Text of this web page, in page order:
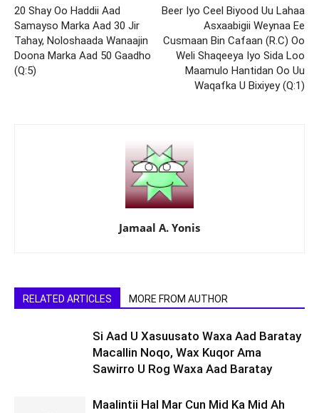
20 Shay Oo Haddii Aad
Samayso Marka Aad 30 Jir
Tahay, Noloshaada Wanaajin
Doona Marka Aad 50 Gaadho
(Q:5)
Beer Iyo Ceel Biyood Uu Lahaa
Asxaabigii Weynaa Ee
Cusmaan Bin Cafaan (R.C) Oo
Weli Shaqeeya Iyo Sida Loo
Maamulo Hantidan Oo Uu
Waqafka U Bixiyey (Q:1)
Jamaal A. Yonis
RELATED ARTICLES MORE FROM AUTHOR
Si Aad U Xasuusato Waxa Aad Baratay
Macallin Noqo, Wax Kuqor Ama
Sawirro U Rog Waxa Aad Baratay
Maalintii Hal Mar Cun Mid Ka Mid Ah